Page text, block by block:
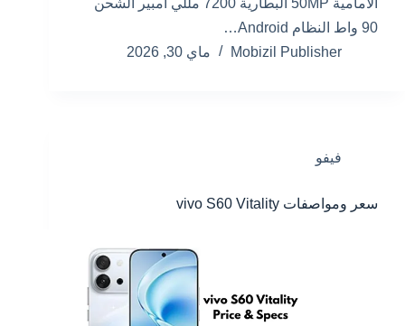
الأمامية 50MP البطارية 7200 مللي أمبير الشحن
90 واط النظام Android…
Mobizil Publisher
ماي 30, 2026
فيفو
سعر ومواصفات vivo S60 Vitality